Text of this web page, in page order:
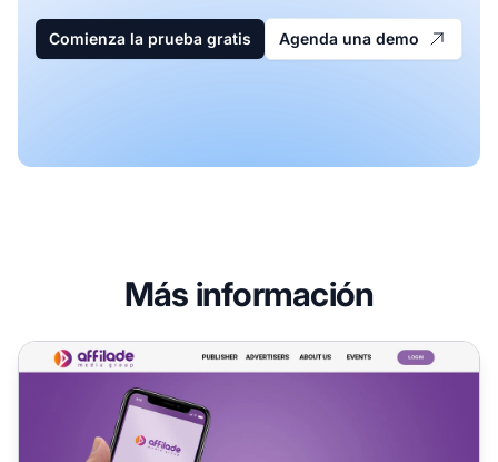
Comienza la prueba gratis Agenda una demo
Más información
Programa de Afiliados de Affilade Media